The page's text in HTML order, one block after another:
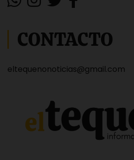
CONTACTO
eltequenonoticias@gmail.com